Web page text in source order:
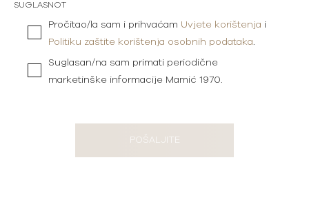
SUGLASNOT
Pročitao/la sam i prihvaćam Uvjete korištenja i
Politiku zaštite korištenja osobnih podataka.
Suglasan/na sam primati periodične
marketinške informacije Mamić 1970.
POŠALJITE